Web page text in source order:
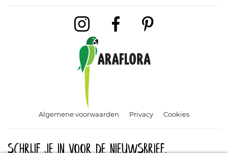
Algemene voorwaarden Privacy Cookies
Schrijf je in voor de nieuwsbrief.